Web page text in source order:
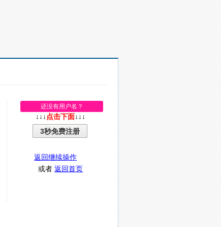
还没有用户名？
↓↓↓ 点击下面 ↓↓↓
3秒免费注册
返回继续操作
或者返回首页